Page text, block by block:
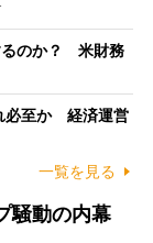
るのか？ 米財務
必至か 経済運営
一覧を見る
騒動の内幕